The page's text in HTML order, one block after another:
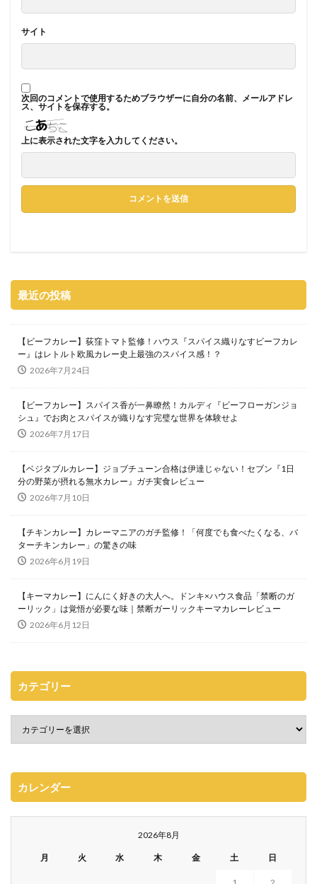
サイト
次回のコメントで使用するためブラウザーに自分の名前、メールアドレ
ス、サイトを保存する。
上に表示された文字を入力してください。
最近の投稿
【ビーフカレー】荻窪トマト監修！ハウス『スパイス織りなすビーフカレ
ー』はレトルト欧風カレー史上最強のスパイス感！？
2026年7月24日
【ビーフカレー】スパイス香が一鼻瞭然！カルディ『ビーフローガンジョ
シュ』でお肉とスパイスが織りなす完璧な世界を体験せよ
2026年7月17日
【ベジタブルカレー】ジョブチューン合格は伊達じゃない！セブン『1日
分の野菜が摂れる無水カレー』ガチ実食レビュー
2026年7月10日
【チキンカレー】カレーマニアのガチ監修！「何度でも食べたくなる、バ
ターチキンカレー」の驚きの味
2026年6月19日
【キーマカレー】にんにく好きの大人へ。ドンキ×ハウス食品「禁断のガ
ーリック」は覚悟が必要な味｜禁断ガーリックキーマカレーレビュー
2026年6月12日
カテゴリー
カレンダー
2026年8月
月 火 水 木 金 土 日